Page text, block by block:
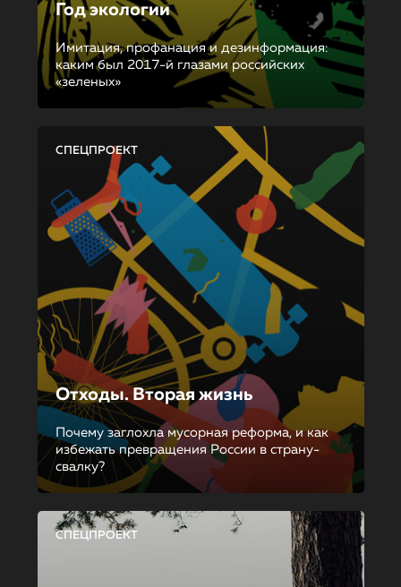
Год экологии
Имитация, профанация и дезинформация:
каким был 2017-й глазами российских
«зеленых»
СПЕЦПРОЕКТ
Отходы. Вторая жизнь
Почему заглохла мусорная реформа, и как
избежать превращения России в страну-
свалку?
СПЕЦПРОЕКТ